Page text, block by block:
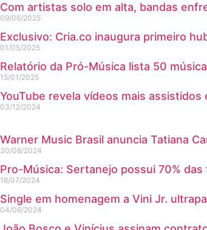
Com artistas solo em alta, bandas
09/06/2025
Exclusivo: Cria.co inaugura primeiro
01/05/2025
Relatório da Pró-Música lista 50
15/01/2025
YouTube revela vídeos mais
03/12/2024
Warner Music Brasil anuncia Tatiana
30/08/2024
Pro-Música: Sertanejo possui 70%
18/07/2024
Single em homenagem a Vini Jr.
04/06/2024